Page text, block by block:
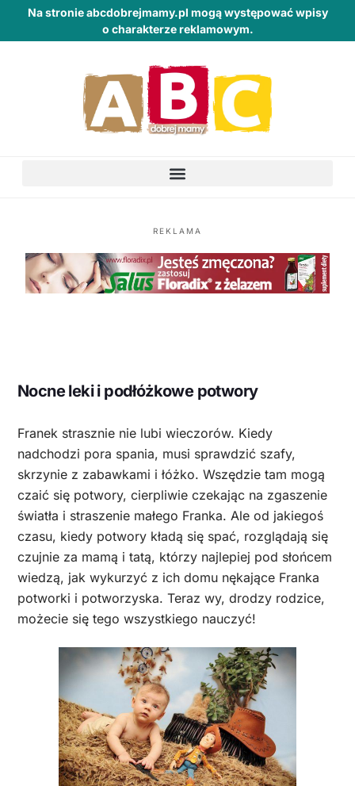
Na stronie abcdobrejmamy.pl mogą występować wpisy
o charakterze reklamowym.
REKLAMA
Nocne leki i podłóżkowe potwory
Franek strasznie nie lubi wieczorów. Kiedy
nadchodzi pora spania, musi sprawdzić szafy,
skrzynie z zabawkami i łóżko. Wszędzie tam mogą
czaić się potwory, cierpliwie czekając na zgaszenie
światła i straszenie małego Franka. Ale od jakiegoś
czasu, kiedy potwory kładą się spać, rozglądają się
czujnie za mamą i tatą, którzy najlepiej pod słońcem
wiedzą, jak wykurzyć z ich domu nękające Franka
potworki i potworzyska. Teraz wy, drodzy rodzice,
możecie się tego wszystkiego nauczyć!